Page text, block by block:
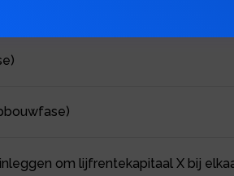
om lijfrentekapitaal X bij